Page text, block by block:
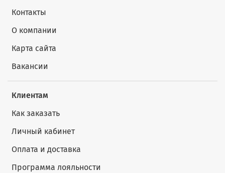
Контакты
О компании
Карта сайта
Вакансии
Клиентам
Как заказать
Личный кабинет
Оплата и доставка
Программа лояльности